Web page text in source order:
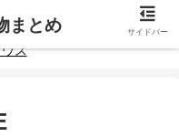
の私物まとめです。
ス
まとめ サイドバー